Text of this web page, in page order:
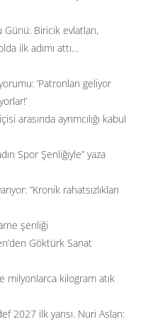
Biricik evlatları,
ilk adımı attı…
‘Patronları geliyor
arasında ayrımcılığı kabul
Spor Şenliğiyle” yaza
”Kronik rahatsızlıkları
şenliği
Göktürk Sanat
milyonlarca kilogram atık
2027 ilk yarısı. Nuri Aslan: